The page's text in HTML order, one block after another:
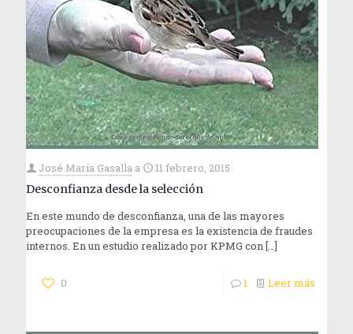
José María Gasalla a
11 febrero, 2015
Desconfianza desde la selección
En este mundo de desconfianza, una de las mayores
preocupaciones de la empresa es la existencia de fraudes
internos. En un estudio realizado por KPMG con[…]
0 1 Leer más